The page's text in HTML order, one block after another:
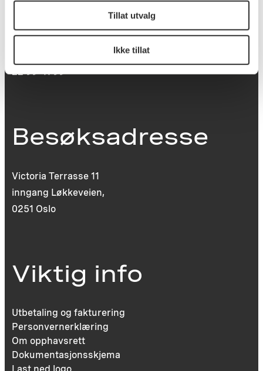
Tillat utvalg
Ikke tillat
0130 Oslo
22 99 11 99
Besøksadresse
Victoria Terrasse 11
inngang Løkkeveien,
0251 Oslo
Viktig info
Utbetaling og fakturering
Personvernerklæring
Om opphavsrett
Dokumentasjonsskjema
Last ned logo